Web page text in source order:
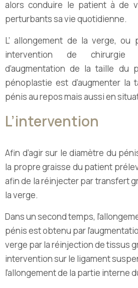
alors conduire le patient à de
perturbants sa vie quotidienne.
L’ allongement de la verge, ou
intervention de chirurgie
d’augmentation de la taille du
pénoplastie est d’augmenter la
pénis au repos mais aussi en
L’intervention
Afin d’agir sur le diamètre du
la propre graisse du patient
afin de la réinjecter par transfert
la verge.
Dans un second temps,
pénis est obtenu par
verge par la réinjection de tissus
intervention sur le ligament
l’allongement de la partie interne